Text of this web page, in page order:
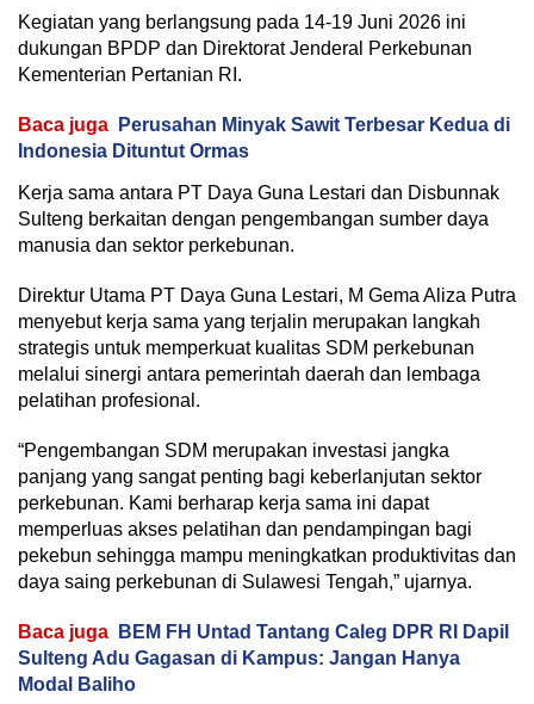
Kegiatan yang berlangsung pada 14-19 Juni 2026 ini
dukungan BPDP dan Direktorat Jenderal Perkebunan
Kementerian Pertanian RI.
Baca juga
Perusahan Minyak Sawit Terbesar Kedua di
Indonesia Dituntut Ormas
Kerja sama antara PT Daya Guna Lestari dan Disbunnak
Sulteng berkaitan dengan pengembangan sumber daya
manusia dan sektor perkebunan.
Direktur Utama PT Daya Guna Lestari, M Gema Aliza Putra
menyebut kerja sama yang terjalin merupakan langkah
strategis untuk memperkuat kualitas SDM perkebunan
melalui sinergi antara pemerintah daerah dan lembaga
pelatihan profesional.
“Pengembangan SDM merupakan investasi jangka
panjang yang sangat penting bagi keberlanjutan sektor
perkebunan. Kami berharap kerja sama ini dapat
memperluas akses pelatihan dan pendampingan bagi
pekebun sehingga mampu meningkatkan produktivitas dan
daya saing perkebunan di Sulawesi Tengah,” ujarnya.
Baca juga
BEM FH Untad Tantang Caleg DPR RI Dapil
Sulteng Adu Gagasan di Kampus: Jangan Hanya
Modal Baliho